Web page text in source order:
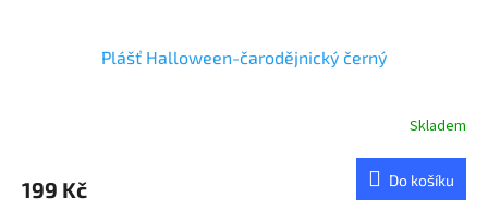
Plášť Halloween-čarodějnický černý
Skladem
199 Kč Do košíku